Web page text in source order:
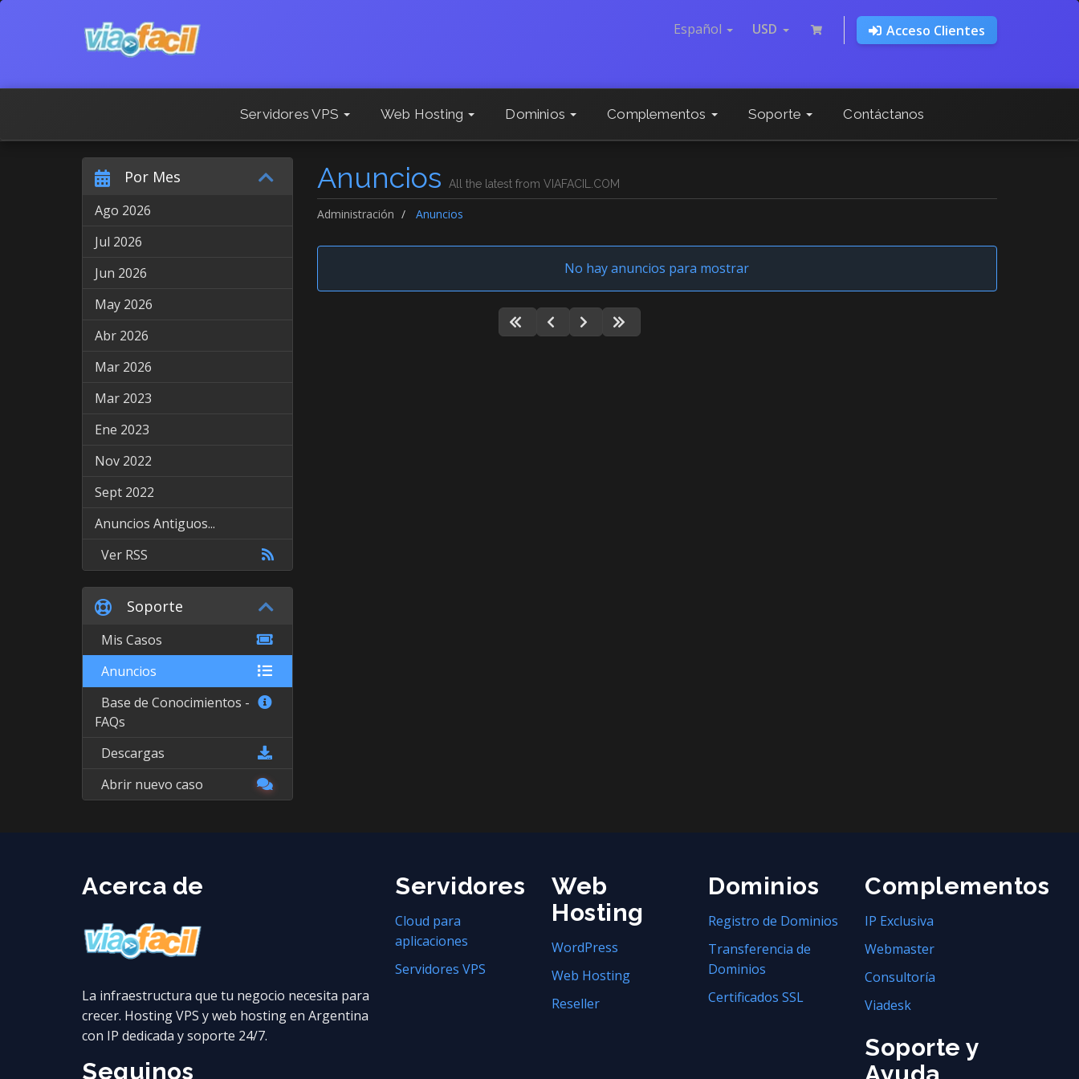
Español USD Acceso Clientes
Servidores VPS Web Hosting Dominios Complementos Soporte Contáctanos
Anuncios All the latest from VIAFACIL.COM
Administración Anuncios
Por Mes
Ago 2026
Jul 2026
Jun 2026
May 2026
Abr 2026
Mar 2026
Mar 2023
Ene 2023
Nov 2022
Sept 2022
Anuncios Antiguos...
Ver RSS
No hay anuncios para mostrar
Soporte
Mis Casos
Anuncios
Base de Conocimientos -
FAQs
Descargas
Abrir nuevo caso
Acerca de
La infraestructura que tu negocio necesita para
crecer. Hosting VPS y web hosting en Argentina
con IP dedicada y soporte 24/7.
Seguinos
Servidores
Cloud para
aplicaciones
Servidores VPS
Web
Hosting
WordPress
Web Hosting
Reseller
Dominios
Registro de Dominios
Transferencia de
Dominios
Certificados SSL
Complementos
IP Exclusiva
Webmaster
Consultoría
Viadesk
Soporte y
Ayuda